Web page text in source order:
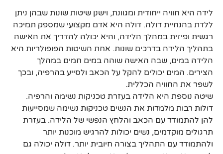
לידה היא חוויה ייחודית ומגוונת, וישנן שיטות שונות שבהן ניתן
ללדת בהנחיית דולה. דולה היא אדם מקצועי שמספק תמיכה
רגשית ופיזית במהלך הלידה, והיא יכולה להדריך את האישה
בתהליך הלידה בדרכים שונות. אחת השיטות הפופולריות היא
הלידה במים, שבה האישה שוהה במים חמים במהלך
הצירים. המים יכולים להקל על הכאב ולסייע בהרפיה, ובכך
לשפר את החוויה הכללית.
שיטה נוספת היא הלידה בעזרת טכניקות נשימה והרפיה.
דולות רבות מלמדות את הנשים טכניקות נשימה שמסייעות
להן להתמודד עם הכאב והלחץ הנפשי של הלידה. בעזרת
תרגולים מוקדמים, נשים יכולות להרגיש מוכנות יותר
ולהתמודד עם התהליך בצורה חיובית יותר. דולה יכולה גם